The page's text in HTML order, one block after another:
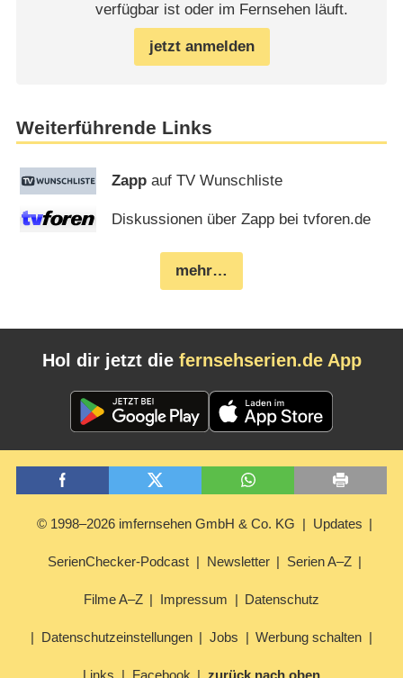
verfügbar ist oder im Fernsehen läuft.
jetzt anmelden
Weiterführende Links
Zapp auf TV Wunschliste
Diskussionen über Zapp bei tvforen.de
mehr…
Hol dir jetzt die fernsehserien.de App
© 1998–2026 imfernsehen GmbH & Co. KG Updates
SerienChecker-Podcast Newsletter Serien A–Z
Filme A–Z Impressum Datenschutz
Datenschutzeinstellungen Jobs Werbung schalten
Links Facebook zurück nach oben